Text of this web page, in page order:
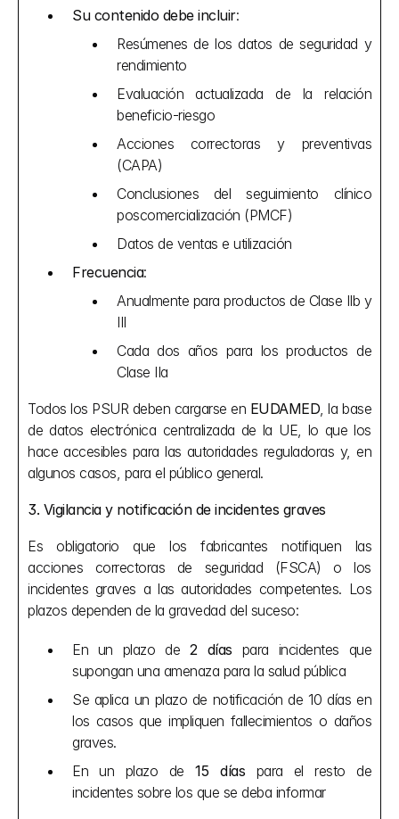
Su contenido debe incluir:
Resúmenes de los datos de seguridad y
rendimiento
Evaluación actualizada de la relación
beneficio-riesgo
Acciones correctoras y preventivas
(CAPA)
Conclusiones del seguimiento clínico
poscomercialización (PMCF)
Datos de ventas e utilización
Frecuencia:
Anualmente para productos de Clase IIb y
III
Cada dos años para los productos de
Clase IIa
Todos los PSUR deben cargarse en EUDAMED, la base
de datos electrónica centralizada de la UE, lo que los
hace accesibles para las autoridades reguladoras y, en
algunos casos, para el público general.
3. Vigilancia y notificación de incidentes graves
Es obligatorio que los fabricantes notifiquen las
acciones correctoras de seguridad (FSCA) o los
incidentes graves a las autoridades competentes. Los
plazos dependen de la gravedad del suceso:
En un plazo de 2 días para incidentes que
supongan una amenaza para la salud pública
Se aplica un plazo de notificación de 10 días en
los casos que impliquen fallecimientos o daños
graves.
En un plazo de 15 días para el resto de
incidentes sobre los que se deba informar